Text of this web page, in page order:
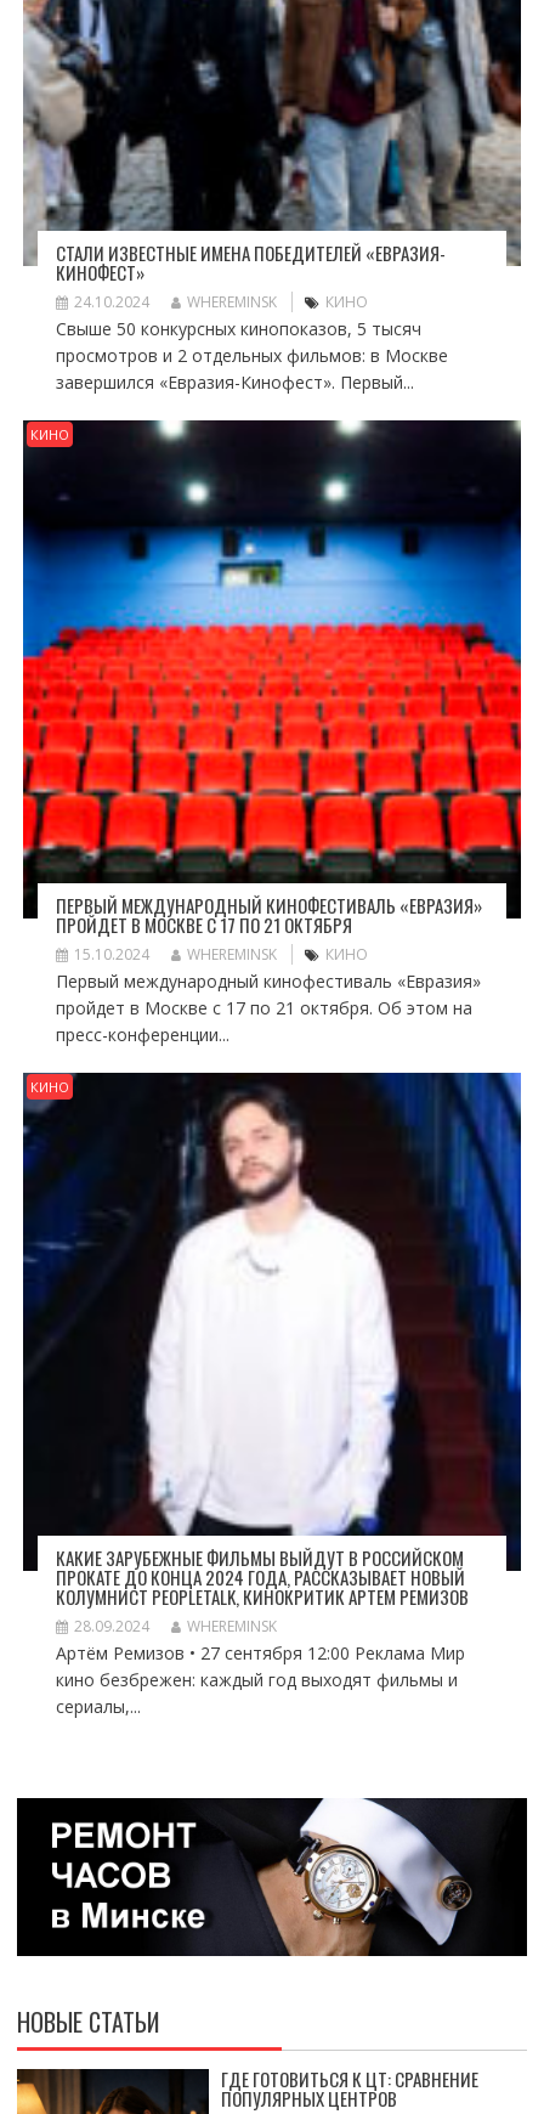
СТАЛИ ИЗВЕСТНЫЕ ИМЕНА ПОБЕДИТЕЛЕЙ «ЕВРАЗИЯ-
КИНОФЕСТ»
24.10.2024 WHEREMINSK КИНО
Свыше 50 конкурсных кинопоказов, 5 тысяч
просмотров и 2 отдельных фильмов: в Москве
завершился «Евразия-Кинофест». Первый...
КИНО
ПЕРВЫЙ МЕЖДУНАРОДНЫЙ КИНОФЕСТИВАЛЬ «ЕВРАЗИЯ»
ПРОЙДЕТ В МОСКВЕ С 17 ПО 21 ОКТЯБРЯ
15.10.2024 WHEREMINSK КИНО
Первый международный кинофестиваль «Евразия»
пройдет в Москве с 17 по 21 октября. Об этом на
пресс-конференции...
КИНО
КАКИЕ ЗАРУБЕЖНЫЕ ФИЛЬМЫ ВЫЙДУТ В РОССИЙСКОМ
ПРОКАТЕ ДО КОНЦА 2024 ГОДА, РАССКАЗЫВАЕТ НОВЫЙ
КОЛУМНИСТ PEOPLETALK, КИНОКРИТИК АРТЕМ РЕМИЗОВ
28.09.2024 WHEREMINSK
Артём Ремизов • 27 сентября 12:00 Реклама Мир
кино безбрежен: каждый год выходят фильмы и
сериалы,...
НОВЫЕ СТАТЬИ
ГДЕ ГОТОВИТЬСЯ К ЦТ: СРАВНЕНИЕ
ПОПУЛЯРНЫХ ЦЕНТРОВ